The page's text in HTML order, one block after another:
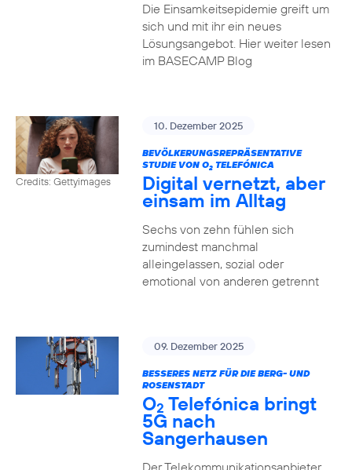
Die Einsamkeitsepidemie greift um
sich und mit ihr ein neues
Lösungsangebot. Hier weiter lesen
im BASECAMP Blog
Credits: Gettyimages
10. Dezember 2025
BEVÖLKERUNGSREPRÄSENTATIVE
STUDIE VON O2TELEFÓNICA
Digital vernetzt, aber
einsam im Alltag
Sechs von zehn fühlen sich
zumindest manchmal
alleingelassen, sozial oder
emotional von anderen getrennt
09. Dezember 2025
BESSERES NETZ FÜR DIE BERG- UND
ROSENSTADT
O2 Telefónica bringt
5G nach
Sangerhausen
Der Telekommunikationsanbieter